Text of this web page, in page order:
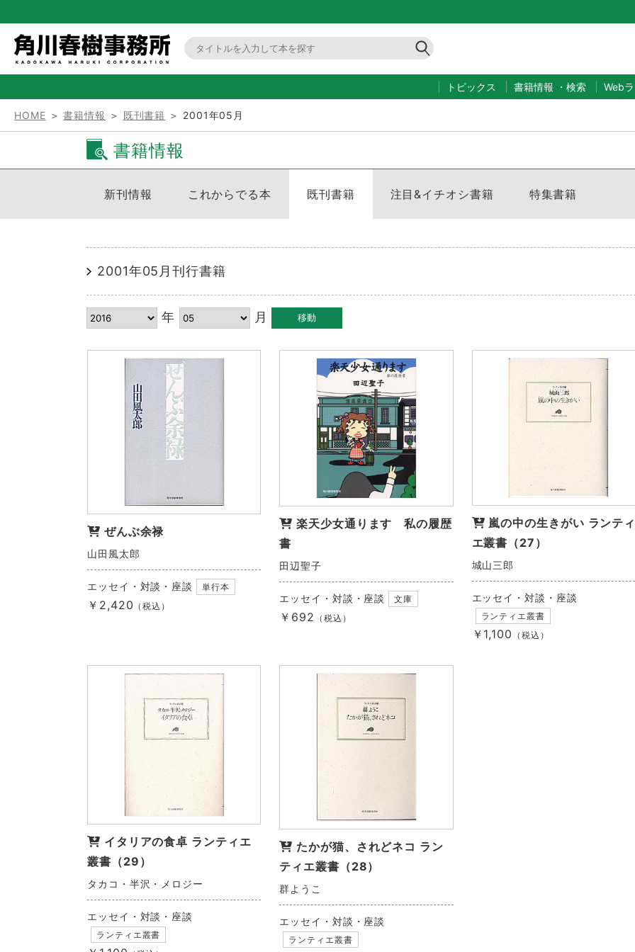
トピックス 書籍情報 ・ 検索 Web
HOME ＞書籍情報 ＞ 既刊書籍 ＞ 2001年05月
書籍情報
新刊情報 これからでる本 既刊書籍 注目&イチオシ書籍 特集書籍
2001年05月刊行書籍
年 月
ぜんぶ余禄
山田風太郎
エッセイ・対談・座談 単行本
￥2,420 （税込）
楽天少女通ります 私の履歴
書
田辺聖子
エッセイ・対談・座談 文庫
￥692 （税込）
嵐の中の生きがい ランテ
エ叢書（27）
城山三郎
エッセイ・対談・座談
ランティエ叢書
￥1,100 （税込）
イタリアの食卓 ランティエ
叢書（29）
タカコ・半沢・メロジー
エッセイ・対談・座談
ランティエ叢書
たかが猫、されどネコ ラン
ティエ叢書（28）
群ようこ
エッセイ・対談・座談
ランティエ叢書